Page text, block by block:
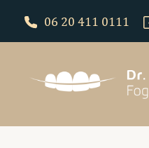
06 20 411 0111